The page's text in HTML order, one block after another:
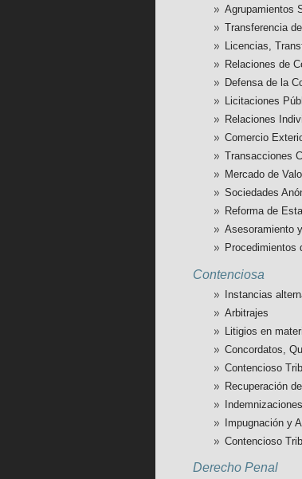
Agrupamientos
Transferencia
Licencias,
Relaciones de
Defensa de la
Licitaciones
Relaciones
Comercio
Transacciones
Mercado de
Sociedades
Reforma de
Asesoramiento
Procedimientos
Contenciosa
Instancias
Arbitrajes
Litigios en
Concordatos,
Contencioso
Recuperación
Impugnación y
Contencioso
Derecho Penal